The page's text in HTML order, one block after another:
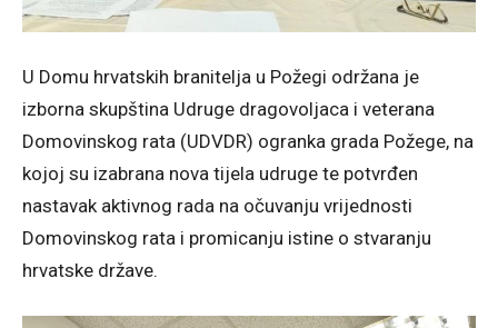
U Domu hrvatskih branitelja u Požegi održana je
izborna skupština Udruge dragovoljaca i veterana
Domovinskog rata (UDVDR) ogranka grada Požege, na
kojoj su izabrana nova tijela udruge te potvrđen
nastavak aktivnog rada na očuvanju vrijednosti
Domovinskog rata i promicanju istine o stvaranju
hrvatske države.